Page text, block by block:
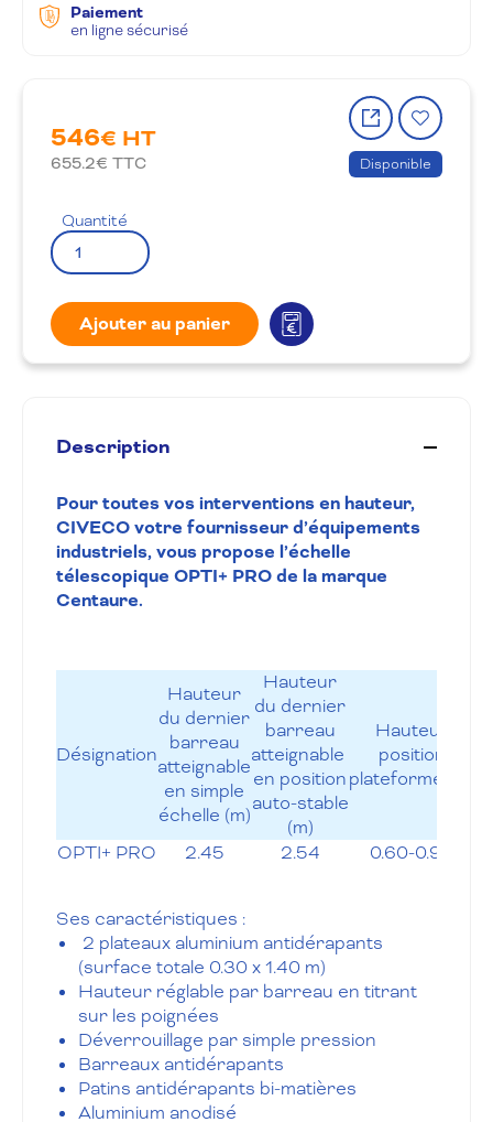
Paiement
en ligne sécurisé
546€ HT
655.2€ TTC
Partager
le
produit
à
la
Disponible
Quantité
Ajouter au panier
Description
Pour toutes vos interventions en hauteur,
CIVECO votre fournisseur d’équipements
industriels, vous propose l’échelle
télescopique OPTI+ PRO de la marque
Centaure.
Désignation
Hauteur
du dernier
barreau
atteignable
en simple
échelle (m)
Hauteur
du dernier
barreau
atteignable
en position
auto-stable
(m)
Hauteur
position
plateforme (m)
OPTI+ PRO 2.45 2.54 0.60-0.90
Ses caractéristiques :
2 plateaux aluminium antidérapants
(surface totale 0.30 x 1.40 m)
Hauteur réglable par barreau en titrant
sur les poignées
Déverrouillage par simple pression
Barreaux antidérapants
Patins antidérapants bi-matières
Aluminium anodisé